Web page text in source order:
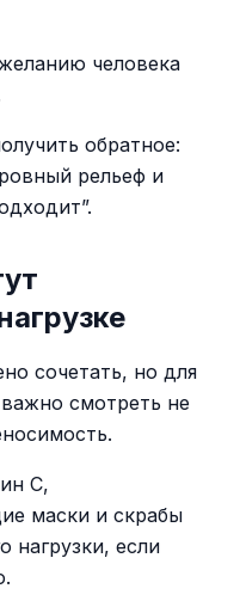
человека
обратное:
рельеф и
сочетать, но для
смотреть не
C,
маски и скрабы
нагрузки, если